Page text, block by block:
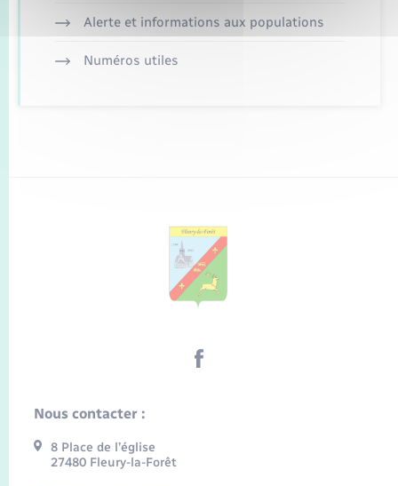
Alerte et informations aux populations
Numéros utiles
Nous contacter :
8 Place de l’église
27480 Fleury-la-Forêt